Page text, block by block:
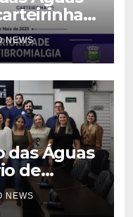
pessoas
NEWS
das Águas
de
públicas
NEWS